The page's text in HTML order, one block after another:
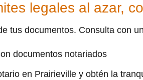
legales al azar,
tus documentos. Consulta con
documentos notariados
en Prairieville y obtén la